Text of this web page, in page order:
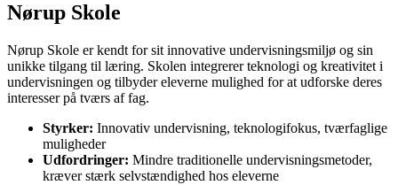
Nørup Skole
Nørup Skole er kendt for sit innovative undervisningsmiljø og sin
unikke tilgang til læring. Skolen integrerer teknologi og kreativitet i
undervisningen og tilbyder eleverne mulighed for at udforske deres
interesser på tværs af fag.
Styrker: Innovativ undervisning, teknologifokus, tværfaglige
muligheder
Udfordringer: Mindre traditionelle undervisningsmetoder,
kræver stærk selvstændighed hos eleverne